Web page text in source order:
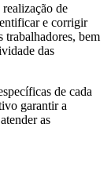
de
e corrigir
trabalhadores, bem
das
de cada
garantir a
as